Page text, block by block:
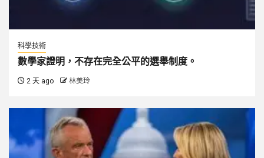
科學技術
數學家證明，不存在完全公平的選舉制度。
2 天 ago 林美玲